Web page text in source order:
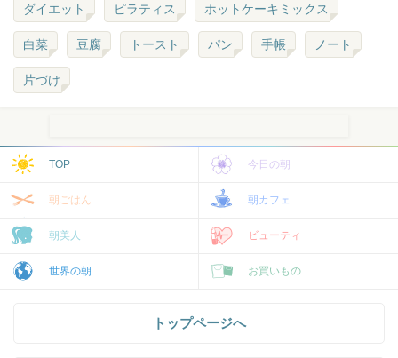
ダイエット ピラティス ホットケーキミックス
白菜 豆腐 トースト パン 手帳 ノート
片づけ
TOP 今日の朝
朝ごはん 朝カフェ
朝美人 ビューティ
世界の朝 お買いもの
トップページへ